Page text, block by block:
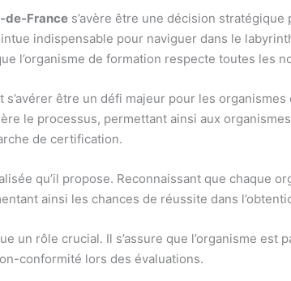
de-France s’avère être une décision
indispensable pour naviguer dans le
l’organisme de formation respecte toutes les
être un défi majeur pour les
le processus, permettant ainsi aux
de certification.
qu’il propose. Reconnaissant que chaque
ainsi les chances de réussite dans
un rôle crucial. Il s’assure que l’organisme est
conformité lors des évaluations.